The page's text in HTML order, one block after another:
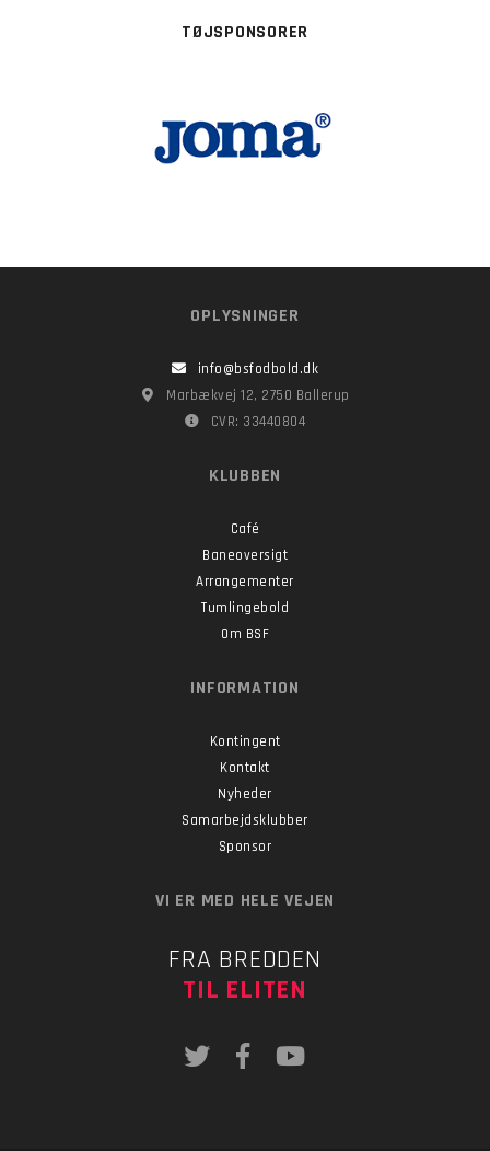
TØJSPONSORER
OPLYSNINGER
info@bsfodbold.dk
Marbækvej 12, 2750 Ballerup
CVR: 33440804
KLUBBEN
Café
Baneoversigt
Arrangementer
Tumlingebold
Om BSF
INFORMATION
Kontingent
Kontakt
Nyheder
Samarbejdsklubber
Sponsor
VI ER MED HELE VEJEN
FRA BREDDEN
TIL ELITEN